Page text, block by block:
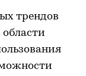
трендов